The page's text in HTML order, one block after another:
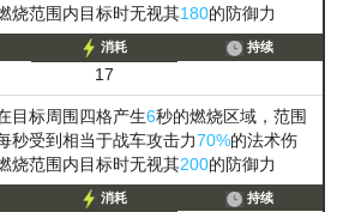
烧范围内目标时无视其180的防御力
消耗
17
持续
目标周围四格产生6秒的燃烧区域，范围
秒受到相当于战车攻击力70%的法术伤
烧范围内目标时无视其200的防御力
消耗 持续